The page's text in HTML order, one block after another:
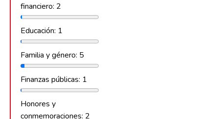
financiero: 2
Educación: 1
Familia y género: 5
Finanzas públicas: 1
Honores y
conmemoraciones: 2